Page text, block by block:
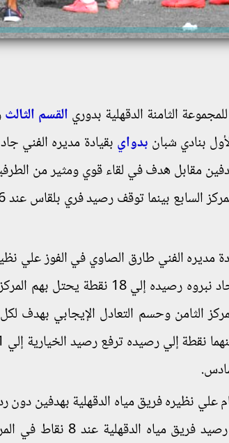
الثامنة الدقهلية بدوري القسم الثالث
بنادي شبان بدواي بقيادة مديره الفني
مقابل هدف في لقاء قوي ومثير من
مديره الفني طارق الصاوي في الفوز علي
مدربه ياسر تحسين بهدفين دون رد ليرفع فريق اتحاد
نظيره فريق مياه الدقهلية بهدفين دون
رصيده إلي 10 نقاط في المركز